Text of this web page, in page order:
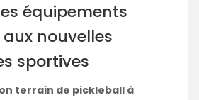
équipements
nouvelles
sportives
terrain de pickleball à